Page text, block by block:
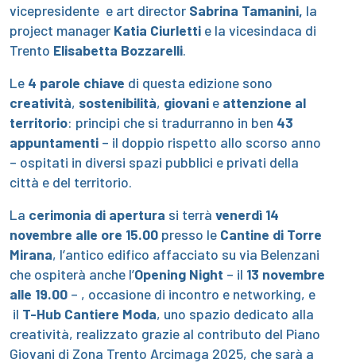
vicepresidente e art director Sabrina Tamanini, la
project manager Katia Ciurletti e la vicesindaca di
Trento Elisabetta Bozzarelli.
Le 4 parole chiave di questa edizione sono
creatività, sostenibilità, giovani e attenzione al
territorio: principi che si tradurranno in ben 43
appuntamenti – il doppio rispetto allo scorso anno
– ospitati in diversi spazi pubblici e privati della
città e del territorio.
La cerimonia di apertura si terrà venerdì 14
novembre alle ore 15.00 presso le Cantine di Torre
Mirana, l’antico edifico affacciato su via Belenzani
che ospiterà anche l’Opening Night – il 13 novembre
alle 19.00 – , occasione di incontro e networking, e
il T-Hub Cantiere Moda, uno spazio dedicato alla
creatività, realizzato grazie al contributo del Piano
Giovani di Zona Trento Arcimaga 2025, che sarà a